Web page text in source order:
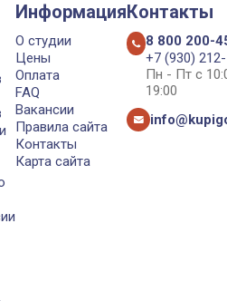
Информация
О студии
Цены
Оплата
FAQ
Вакансии
Правила сайта
Контакты
Карта сайта
Контакты
8 800 200-
+7 (930)
Пн - Пт с
19:00